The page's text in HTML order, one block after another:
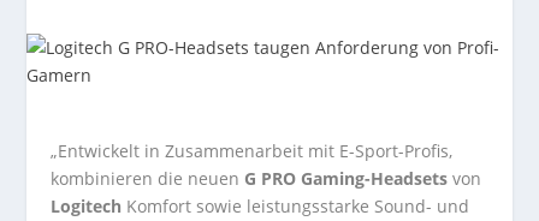
„Entwickelt in Zusammenarbeit mit E-Sport-Profis,
kombinieren die neuen G PRO Gaming-Headsets von
Logitech Komfort sowie leistungsstarke Sound- und